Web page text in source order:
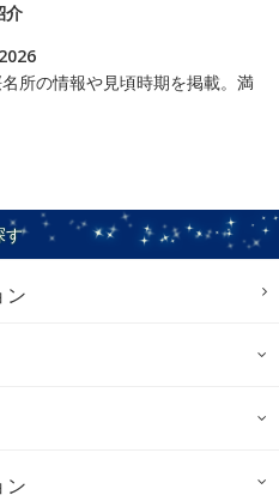
介
所の情報や見頃時期を掲載。満
す
ン
ン